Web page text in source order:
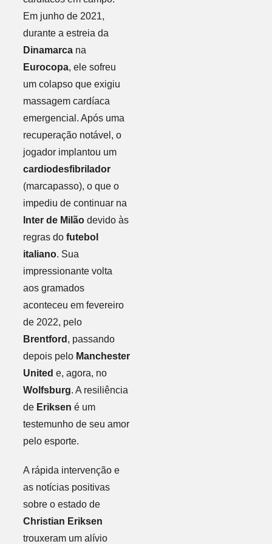
Em junho de 2021,
durante a estreia da
Dinamarcana
Eurocopa, ele sofreu
um colapso que exigiu
massagem cardíaca
emergencial. Após uma
recuperação notável, o
jogador implantou um
cardiodesfibrilador
(marcapasso), o que o
impediu de continuar na
Inter de Milãodevido às
regras do futebol
italiano. Sua
impressionante volta
aos gramados
aconteceu em fevereiro
de 2022, pelo
Brentford , passando
depois pelo Manchester
United e, agora, no
Wolfsburg. A resiliência
de Eriksen é um
testemunho de seu amor
pelo esporte.
A rápida intervenção e
as notícias positivas
sobre o estado de
Christian Eriksen
trouxeram um alívio